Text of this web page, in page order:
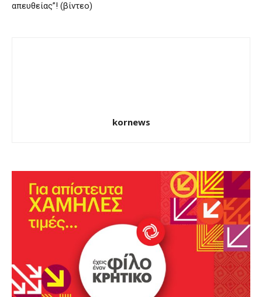
απευθείας”! (βίντεο)
kornews